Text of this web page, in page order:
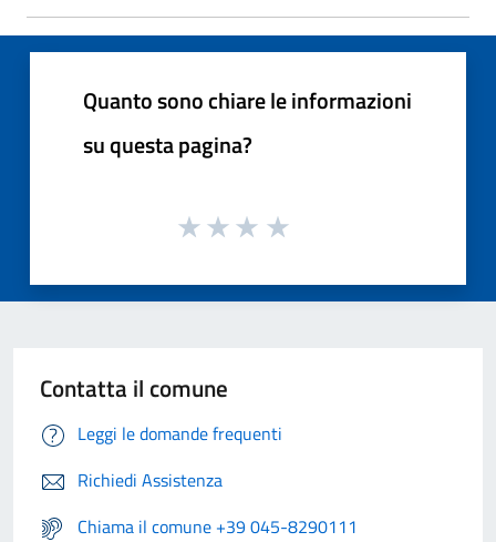
Quanto sono chiare le informazioni
su questa pagina?
Contatta il comune
Leggi le domande frequenti
Richiedi Assistenza
Chiama il comune +39 045-8290111